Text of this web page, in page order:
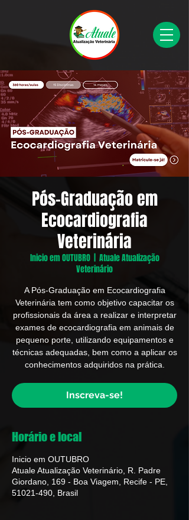
Pós-Graduação em
Ecocardiografia
Veterinária
Inicio em OUTUBRO
  |
Atuale Atualização
Veterinário
A Pós-Graduação em Ecocardiografia
Veterinária tem como objetivo capacitar os
profissionais da área a realizar e interpretar
exames de ecocardiografia em animais de
pequeno porte, utilizando equipamentos e
técnicas adequadas, bem como a aplicar os
conhecimentos adquiridos na prática.
Inscreva-se!
Horário e local
Inicio em OUTUBRO
Atuale Atualização Veterinário, R. Padre
Giordano, 169 - Boa Viagem, Recife - PE,
51021-490, Brasil